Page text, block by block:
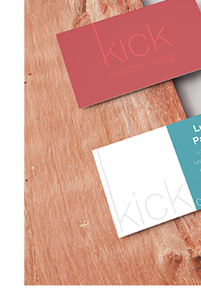
Doordruksets
Enveloppen
Etiketten
Flyers
Folders
Foto's
Geboortekaartjes
Hand-outs/Losbladig
Handleidingen
Kaarten
Kalenders
Kerstkaarten